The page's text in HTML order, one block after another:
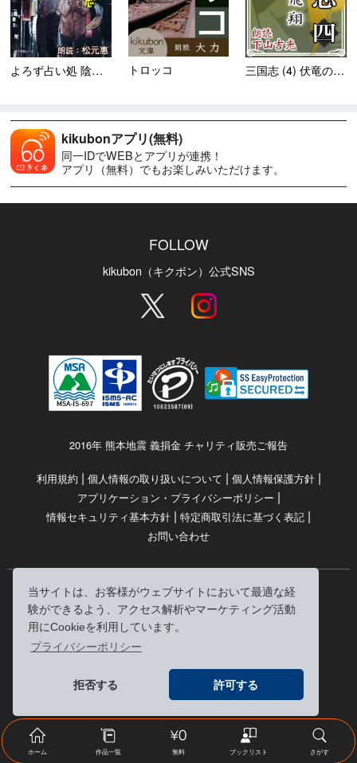
当サイトは、お客様がウェブサイトにおいて最適な経
験ができるよう、アクセス解析やマーケティング活動
用にCookieを利用しています。
プライバシーポリシー
拒否する 許可する
よろず占い処 陰陽屋あらし... トロッコ 三国志 (4) 伏竜の飛翔
kikubonアプリ(無料)
同一IDでWEBとアプリが連携！
アプリ（無料）でもお楽しみいただけます。
FOLLOW
kikubon（キクボン）公式SNS
2016年 熊本地震 義捐金 チャリティ販売ご報告
利用規約 | 個人情報の取り扱いについて | 個人情報保護方針|
アプリケーション・プライバシーポリシー |
情報セキュリティ基本方針 | 特定商取引法に基づく表記 |
お問い合わせ
© RRJ Inc.
（kikubon/キクボン/きく本/きくほん/キクホン）は
株式会社RRJの登録商標です。
ホーム 作品一覧 無料 ブックリスト さがす